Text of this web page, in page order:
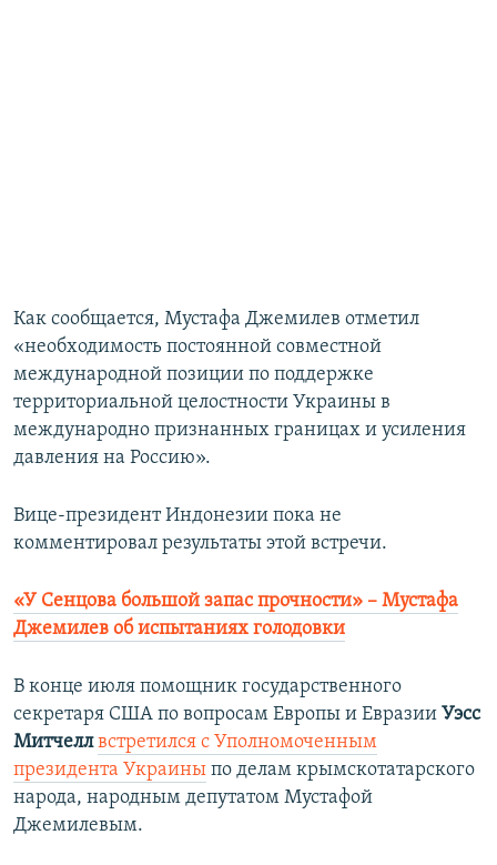
Как сообщается, Мустафа Джемилев отметил
«необходимость постоянной совместной
международной позиции по поддержке
территориальной целостности Украины в
международно признанных границах и усиления
давления на Россию».
Вице-президент Индонезии пока не
комментировал результаты этой встречи.
«У Сенцова большой запас прочности» – Мустафа
Джемилев об испытаниях голодовки
В конце июля помощник государственного
секретаря США по вопросам Европы и Евразии Уэсс
Митчеллвстретился с Уполномоченным
президента Украины по делам крымскотатарского
народа, народным депутатом Мустафой
Джемилевым.